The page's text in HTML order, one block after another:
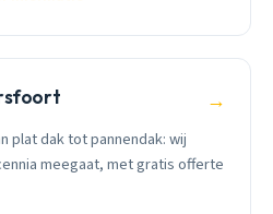
→
plat dak tot pannendak: wij
meegaat, met gratis offerte